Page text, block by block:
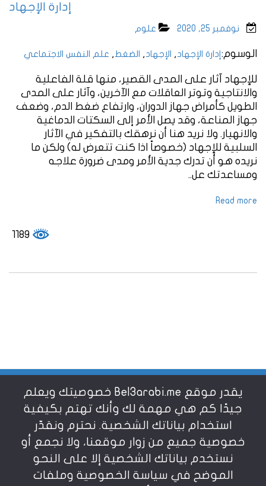
إدارة الإجهاد
نوفمبر 25, 2020 علوم
الوسوم: إدارة الإجهاد, الإجهاد, الضغط, علم النفس الاجتماعي
للإجهاد آثار على المدى القصير، منها قلة الفاعلية
والانتاجية وتوتر العاقلات مع الآخرين، وآثار على المدى
الطويل كأمراض جهاز الدوران، وارتفاع ضغط الدم، وضعف
جهاز المناعة، وقد يصل الأمر إلى السكتات الدماغية
والانهيار. ولا نريد هنا أن نرهقك بالتفكير في الآثار
السلبية للإجهاد (خصوصاً اذا كنت تتعرض له) ولكن ما
نريده هو أن تدرك جدية الأمر ومدى ضرورة علاجه
ومساعدتك عل..
Read more
شروط الاستخدام
سياسة الخصوصية
يقدر موقع Bel3arabi.me خصوصيتك ويعلم
جيدًا كم هي مهمة لك وأنك تهتم بكيفية
استخدام بياناتك الشخصية. نحترم ونقدّر
خصوصية جميع من زوار موقعنا، ولا نجمع أو
نستخدم بياناتك الشخصية إلا على النحو
الموضح في سياسة الخصوصية وملفات